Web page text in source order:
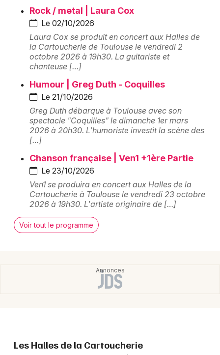
Expos
Sorties & loisirs
Centres de loisirs et de culture en Haute-
Centres de loisirs et de culture en Midi-
Pyrénées
Centres de loisirs et de culture en Occitanie
Newsletter des sorties
Artistes en tournée
Magazine à Toulouse
Toutes les villes
Rock / metal | Laura Cox
Le 02/10/2026
Laura Cox se produit en concert aux Halles de
la Cartoucherie de Toulouse le vendredi 2
octobre 2026 à 19h30. La guitariste et
chanteuse […]
Humour | Greg Duth - Coquilles
Le 21/10/2026
Greg Duth débarque à Toulouse avec son
spectacle "Coquilles" le dimanche 1er mars
2026 à 20h30. L'humoriste investit la scène des
[…]
Chanson française | Ven1 +1ère Partie
Le 23/10/2026
Ven1 se produira en concert aux Halles de la
Cartoucherie à Toulouse le vendredi 23 octobre
2026 à 19h30. L'artiste originaire de […]
Voir tout le programme
Les Halles de la Cartoucherie